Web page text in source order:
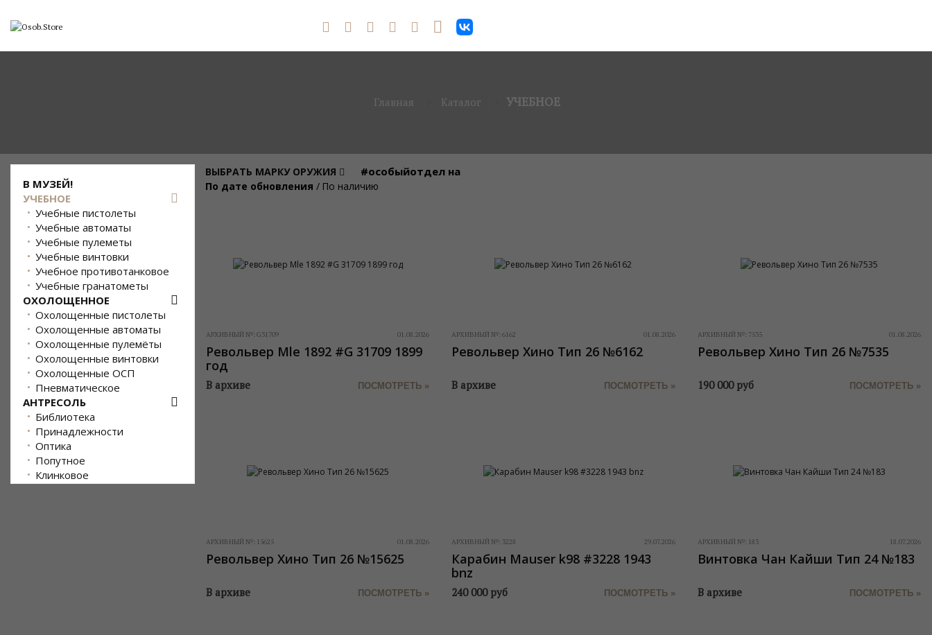
Главная Каталог УЧЕБНОЕ
В МУЗЕЙ!
УЧЕБНОЕ
Учебные пистолеты
Учебные автоматы
Учебные пулеметы
Учебные винтовки
Учебное противотанковое
Учебные гранатометы
ОХОЛОЩЕННОЕ
Охолощенные пистолеты
Охолощенные автоматы
Охолощенные пулемёты
Охолощенные винтовки
Охолощенные ОСП
Пневматическое
АНТРЕСОЛЬ
Библиотека
Принадлежности
Оптика
Попутное
Клинковое
ВЫБРАТЬ МАРКУ ОРУЖИЯ #особыйотдел на
По дате обновления / По наличию
АРХИВНЫЙ №: G31709 01.08.2026
Револьвер Mle 1892 #G 31709 1899
год
В архиве ПОСМОТРЕТЬ »
АРХИВНЫЙ №:6162 01.08.2026
Револьвер Хино Тип 26 №6162
В архиве ПОСМОТРЕТЬ »
АРХИВНЫЙ №: 7535 01.08.2026
Револьвер Хино Тип 26 №7535
190 000руб ПОСМОТРЕТЬ »
АРХИВНЫЙ №: 15625 01.08.2026
Револьвер Хино Тип 26 №15625
В архиве ПОСМОТРЕТЬ »
АРХИВНЫЙ №: 3228 29.07.2026
Карабин Mauser k98 #3228 1943
bnz
240 000руб ПОСМОТРЕТЬ »
АРХИВНЫЙ №: 183 18.07.2026
Винтовка Чан Кайши Тип 24 №183
В архиве ПОСМОТРЕТЬ »